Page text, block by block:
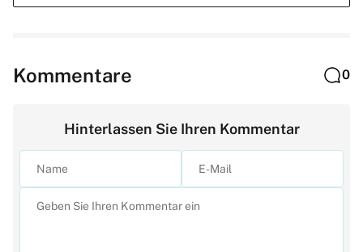
Kommentare 0
Hinterlassen Sie Ihren Kommentar